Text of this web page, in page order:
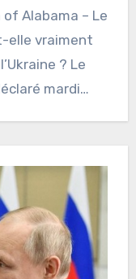
of Alabama – Le
elle vraiment
? Le
mardi…